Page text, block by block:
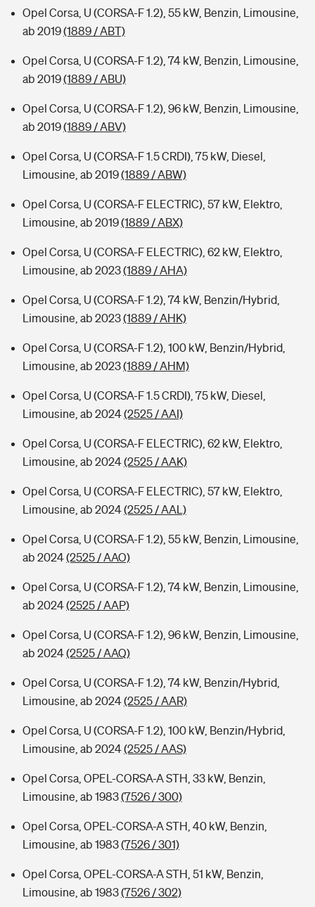
Opel Corsa, U (CORSA-F 1.2), 55 kW, Benzin, Limousine,
ab 2019(1889 / ABT)
Opel Corsa, U (CORSA-F 1.2), 74 kW, Benzin, Limousine,
ab 2019(1889 / ABU)
Opel Corsa, U (CORSA-F 1.2), 96 kW, Benzin, Limousine,
ab 2019(1889 / ABV)
Opel Corsa, U (CORSA-F 1.5 CRDI), 75 kW, Diesel,
Limousine, ab 2019(1889 / ABW)
Opel Corsa, U (CORSA-F ELECTRIC), 57 kW, Elektro,
Limousine, ab 2019(1889 / ABX)
Opel Corsa, U (CORSA-F ELECTRIC), 62 kW, Elektro,
Limousine, ab 2023(1889 / AHA)
Opel Corsa, U (CORSA-F 1.2), 74 kW, Benzin/Hybrid,
Limousine, ab 2023(1889 / AHK)
Opel Corsa, U (CORSA-F 1.2), 100 kW, Benzin/Hybrid,
Limousine, ab 2023(1889 / AHM)
Opel Corsa, U (CORSA-F 1.5 CRDI), 75 kW, Diesel,
Limousine, ab 2024(2525 / AAI)
Opel Corsa, U (CORSA-F ELECTRIC), 62 kW, Elektro,
Limousine, ab 2024(2525 / AAK)
Opel Corsa, U (CORSA-F ELECTRIC), 57 kW, Elektro,
Limousine, ab 2024(2525 / AAL)
Opel Corsa, U (CORSA-F 1.2), 55 kW, Benzin, Limousine,
ab 2024(2525 / AAO)
Opel Corsa, U (CORSA-F 1.2), 74 kW, Benzin, Limousine,
ab 2024(2525 / AAP)
Opel Corsa, U (CORSA-F 1.2), 96 kW, Benzin, Limousine,
ab 2024(2525 / AAQ)
Opel Corsa, U (CORSA-F 1.2), 74 kW, Benzin/Hybrid,
Limousine, ab 2024(2525 / AAR)
Opel Corsa, U (CORSA-F 1.2), 100 kW, Benzin/Hybrid,
Limousine, ab 2024(2525 / AAS)
Opel Corsa, OPEL-CORSA-A STH, 33 kW, Benzin,
Limousine, ab 1983(7526 / 300)
Opel Corsa, OPEL-CORSA-A STH, 40 kW, Benzin,
Limousine, ab 1983(7526 / 301)
Opel Corsa, OPEL-CORSA-A STH, 51 kW, Benzin,
Limousine, ab 1983(7526 / 302)